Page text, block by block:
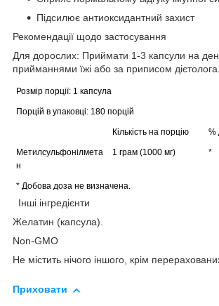
Підсилює антиоксидантний захист
Рекомендації щодо застосування
Для дорослих: Приймати 1-3 капсули на
прийманнями їжі або за приписом дієтолога.
Розмір порції: 1 капсула
Порцій в упаковці: 180 порцій
Кількість на порцію %
Метилсульфонілмета
н
1 грам (1000 мг) *
* Добова доза не визначена.
Інші інгредієнти
Желатин (капсула).
Non-GMO
Не містить нічого іншого, крім перерахованих
Приховати